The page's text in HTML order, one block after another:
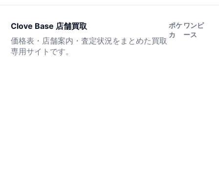
Clove Base 店舗買取
価格表・店舗案内・査定状況をまとめた買取
専用サイトです。
ポケ
カ
ワンピ
ース